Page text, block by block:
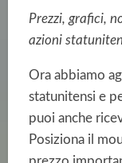
Prezzi, grafici,
azioni
Ora abbiamo
statunitensi e
puoi anche
Posiziona il